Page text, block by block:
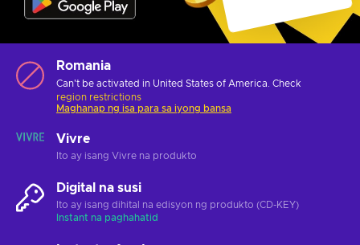
Romania
Can't be activated in United States of America. Check
region restrictions
Maghanap ng isa para sa iyong bansa
Vivre
Ito ay isang Vivre na produkto
Digital na susi
Ito ay isang dihital na edisyon ng produkto (CD-KEY)
Instant na paghahatid